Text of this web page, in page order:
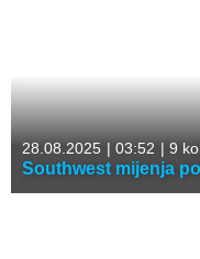
28.08.2025 | 03:52 | 9
Southwest mijenja